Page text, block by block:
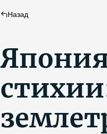
Назад